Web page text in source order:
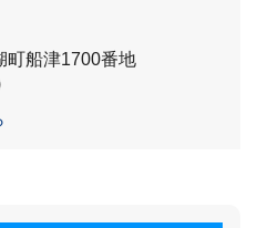
町船津1700番地